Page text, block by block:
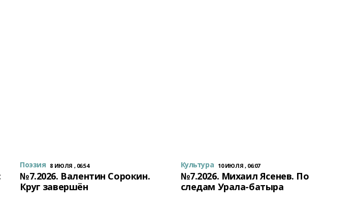
Поэзия 8 ИЮЛЯ , 06:54
№7.2026. Валентин Сорокин.
Круг завершён
Культура 10 ИЮЛЯ , 06:07
№7.2026. Михаил Ясенев. По
следам Урала-батыра